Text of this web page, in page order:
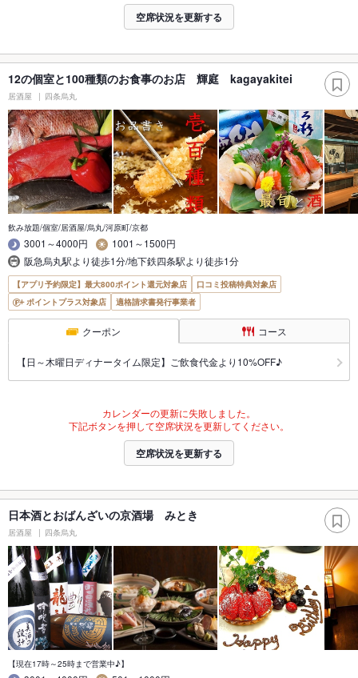
空席状況を更新する
12の個室と100種類のお食事のお店 輝庭 kagayakitei
居酒屋 四条烏丸
飲み放題/個室/居酒屋/烏丸/河原町/京都
3001～4000円
1001～1500円
阪急烏丸駅より徒歩1分/地下鉄四条駅より徒歩1分
【アプリ予約限定】最大800ポイント還元対象店
口コミ投稿特典対象店
ポイントプラス対象店
適格請求書発行事業者
クーポン コース
【日～木曜日ディナータイム限定】ご飲食代金より10%OFF♪
カレンダーの更新に失敗しました。
下記ボタンを押して空席状況を更新してください。
空席状況を更新する
日本酒とおばんざいの京酒場 みとき
居酒屋 四条烏丸
【現在17時～25時まで営業中♪】